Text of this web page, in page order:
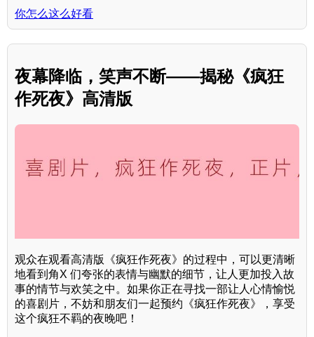
你怎么这么好看
夜幕降临，笑声不断——揭秘《疯狂
作死夜》高清版
观众在观看高清版《疯狂作死夜》的过程中，可以更清晰
地看到角X 们夸张的表情与幽默的细节，让人更加投入故
事的情节与欢笑之中。如果你正在寻找一部让人心情愉悦
的喜剧片，不妨和朋友们一起预约《疯狂作死夜》，享受
这个疯狂不羁的夜晚吧！